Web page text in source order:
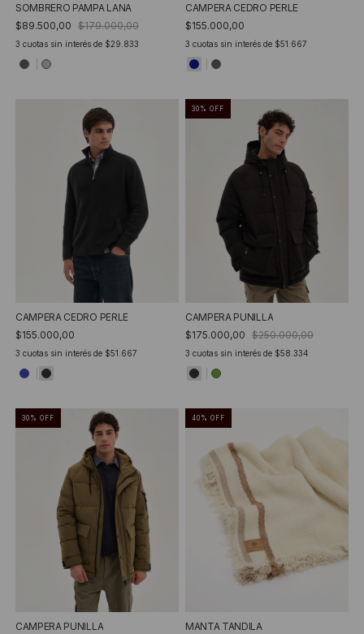
SOMBRERO PAMPA LANA
$89.500,00 $179.000,00
3 cuotas sin interés de $29.833
CAMPERA CEDRO PERLE
$155.000,00
3 cuotas sin interés de $51.667
CAMPERA CEDRO PERLE
$155.000,00
3 cuotas sin interés de $51.667
30 % OFF
CAMPERA PUNILLA
$175.000,00 $250.000,00
3 cuotas sin interés de $58.334
30 % OFF
CAMPERA PUNILLA
40 % OFF
MANTA TANDILA